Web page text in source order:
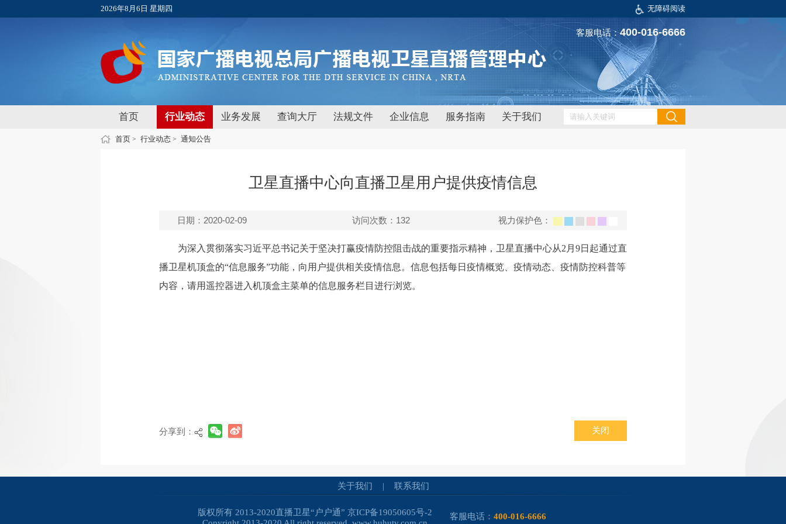
2026年8月6日 星期四 无障碍阅读
客服电话：400-016-6666
首页 行业动态 业务发展 查询大厅 法规文件 企业信息 服务指南 关于我们
首页 > 行业动态 > 通知公告
卫星直播中心向直播卫星用户提供疫情信息
日期：2020-02-09 访问次数： 132 视力保护色：
为深入贯彻落实习近平总书记关于坚决打赢疫情防控阻击战的重要指示精神，卫星直播中心从2月9日起通过直
播卫星机顶盒的“信息服务”功能，向用户提供相关疫情信息。信息包括每日疫情概览、疫情动态、疫情防控科普等
内容，请用遥控器进入机顶盒主菜单的信息服务栏目进行浏览。
分享到： 关闭
关于我们 | 联系我们
版权所有 2013-2020直播卫星“户户通” 京ICP备19050605号-2
客服电话： 400-016-6666